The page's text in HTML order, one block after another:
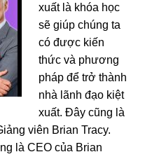
xuất là khóa học
sẽ giúp chúng ta
có được kiến
thức và phương
pháp để trở thành
nhà lãnh đạo kiệt
xuất. Đây cũng là
viên Brian Tracy.
là CEO của Brian